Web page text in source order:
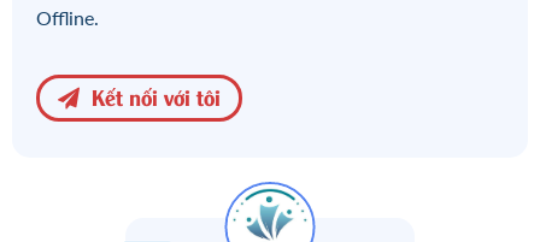
Offline.
Kết nối với tôi